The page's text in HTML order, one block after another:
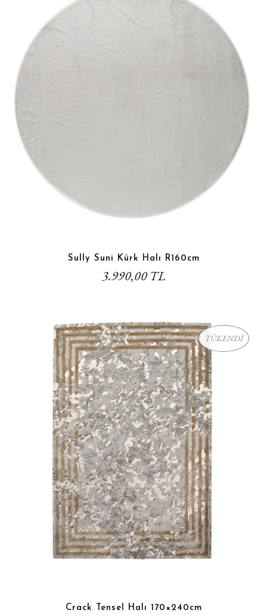
Sully Suni Kürk Halı R160cm
3.990,00 TL
TÜKENDİ
Crack Tensel Halı 170×240cm